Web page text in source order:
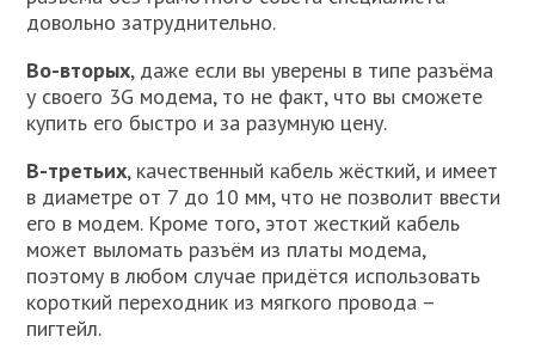
довольно затруднительно.
Во-вторых, даже если вы уверены в типе разъёма
у своего 3G модема, то не факт, что вы сможете
купить его быстро и за разумную цену.
В-третьих, качественный кабель жёсткий, и имеет
в диаметре от 7 до 10 мм, что не позволит ввести
его в модем. Кроме того, этот жесткий кабель
может выломать разъём из платы модема,
поэтому в любом случае придётся использовать
короткий переходник из мягкого провода –
пигтейл.